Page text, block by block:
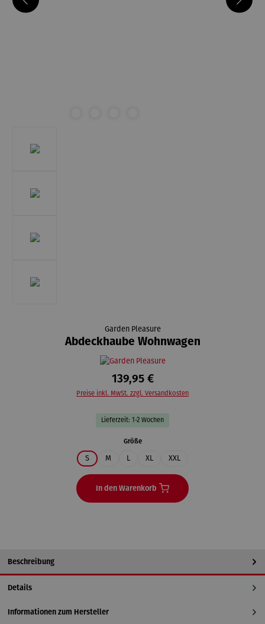
Garden Pleasure
Abdeckhaube Wohnwagen
139,95 €
Preise inkl. MwSt. zzgl. Versandkosten
Lieferzeit: 1-2 Wochen
Größeauswählen
S M L XL XXL
In den Warenkorb
Beschreibung
Details
Informationen zum Hersteller